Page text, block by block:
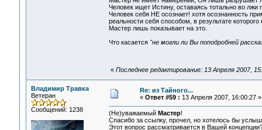
Человек ищет Истину, оставаясь тотально во
Человек себя НЕ осознает! хотя осознанность
реальности себя способом, в результате
Мастер лишь показывает на это.
Что касается "не могли ли Вы поподробней
« Последнее редактирование: 13 Апреля 2007,
Владимир Травка
Ветеран
Сообщений: 1238
Re: из Тайного...
« Ответ #59 : 13 Апреля 2007, 16:00:27 »
(Не)уважаемый Мастер!
Спасибо за ссылку, прочел, но хотелось бы
Этот вопрос рассматривается в Вашей